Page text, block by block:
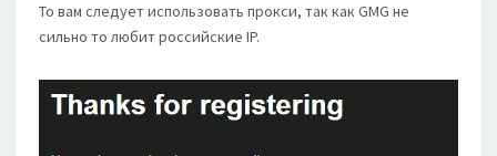
То вам следует использовать прокси, так как GMG не
сильно то любит российские IP.